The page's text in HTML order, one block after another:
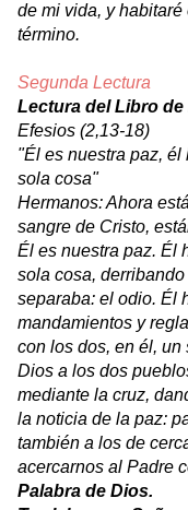
de mi vida, y
término.
Segunda Lectura
Lectura del Libro de
Efesios (2,13-18)
"Él es nuestra paz,
sola cosa"
Hermanos: Ahora
sangre de Cristo,
Él es nuestra paz. Él
sola cosa,
separaba: el odio. Él
mandamientos y
con los dos, en él,
Dios a los dos
mediante la cruz,
la noticia de la paz:
también a los de
acercarnos al Padre
Palabra de Dios.